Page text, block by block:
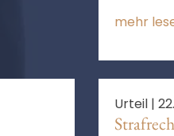
mehr
Urteil |